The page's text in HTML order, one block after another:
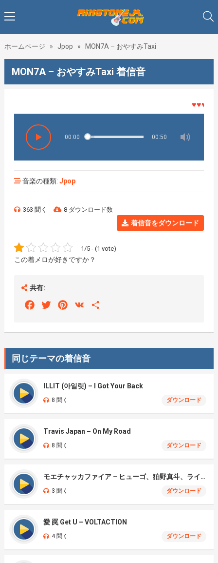
ホームページ » Jpop » MON7A – おやすみTaxi
MON7A – おやすみTaxi 着信音
♥♥♥着メ
00:00 00:50
音楽の種類: Jpop
363 聞く 8 ダウンロード数
着信音をダウンロード
1/5 - (1 vote)
この着メロが好きですか？
共有:
FacebookTwitterPinterest
VK
同じテーマの着信音
ILLIT (아일릿) – I Got Your Back
8 聞く ダウンロード
Travis Japan – On My Road
8 聞く ダウンロード
モエチャッカファイア – ヒューゴ、狛野真斗、ライト、セヴェリアン (Cover )
3 聞く ダウンロード
愛 罠 Get U – VOLTACTION
4 聞く ダウンロード